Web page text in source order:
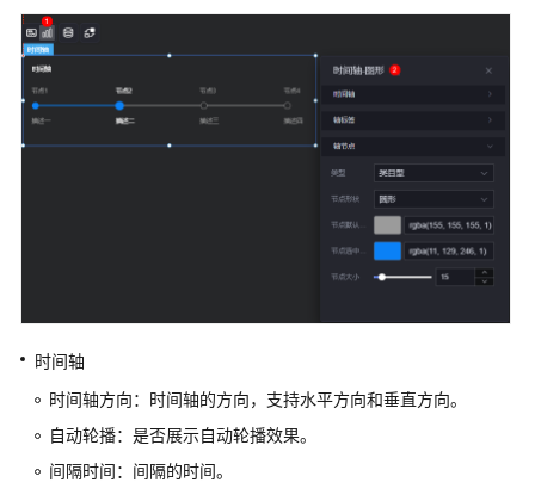
项
目
页
理
组
件
介
时间轴
时间轴方向：时间轴的方向，支持水平方向和垂直方向。
自动轮播：是否展示自动轮播效果。
间隔时间：间隔的时间。